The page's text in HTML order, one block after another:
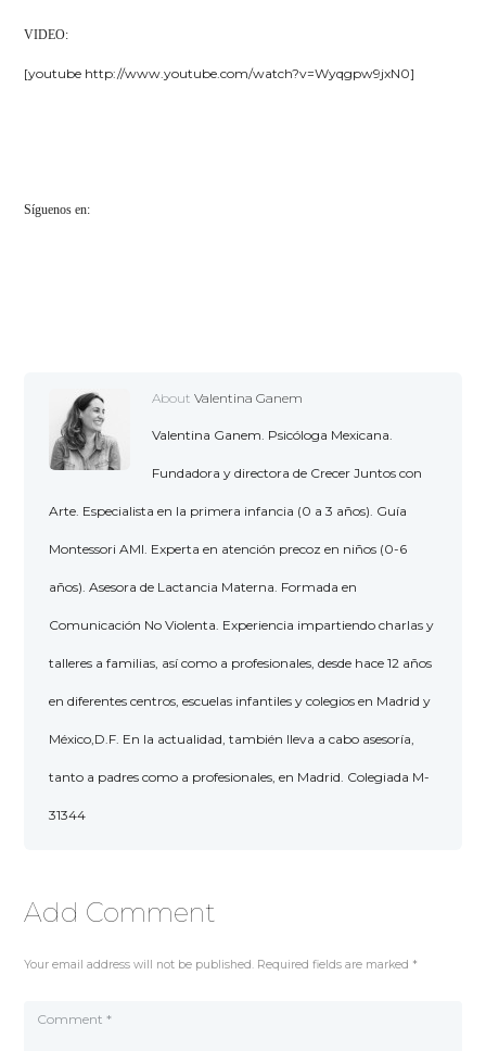
VIDEO:
[youtube http://www.youtube.com/watch?v=Wyqgpw9jxN0]
Síguenos en:
About Valentina Ganem
Valentina Ganem. Psicóloga Mexicana.
Fundadora y directora de Crecer Juntos con
Arte. Especialista en la primera infancia (0 a 3 años). Guía
Montessori AMI. Experta en atención precoz en niños (0-6
años). Asesora de Lactancia Materna. Formada en
Comunicación No Violenta. Experiencia impartiendo charlas y
talleres a familias, así como a profesionales, desde hace 12 años
en diferentes centros, escuelas infantiles y colegios en Madrid y
México,D.F. En la actualidad, también lleva a cabo asesoría,
tanto a padres como a profesionales, en Madrid. Colegiada M-
31344
Add Comment
Your email address will not be published. Required fields are marked *